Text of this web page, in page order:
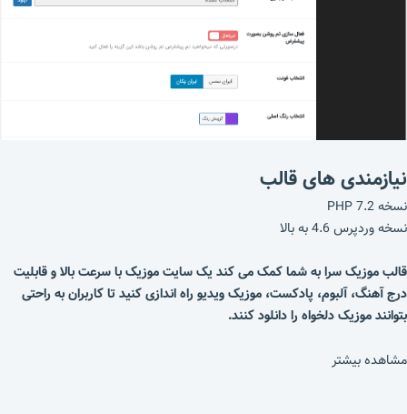
نیازمندی های قالب
نسخه PHP 7.2
نسخه وردپرس 4.6 به بالا
قالب موزیک سرا به شما کمک می کند یک سایت موزیک با سرعت بالا و قابلیت
درج آهنگ، آلبوم، پادکست، موزیک ویدیو راه اندازی کنید تا کاربران به راحتی
بتوانند موزیک دلخواه را دانلود کنند.
مشاهده بیشتر